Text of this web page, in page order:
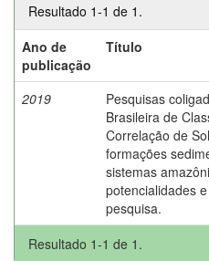
Resultado 1-1 de 1.
Ano de
publicação
Título
2019
Pesquisas
Brasileira de
Correlação de
formações
sistemas
potencialidades
pesquisa.
Resultado 1-1 de 1.